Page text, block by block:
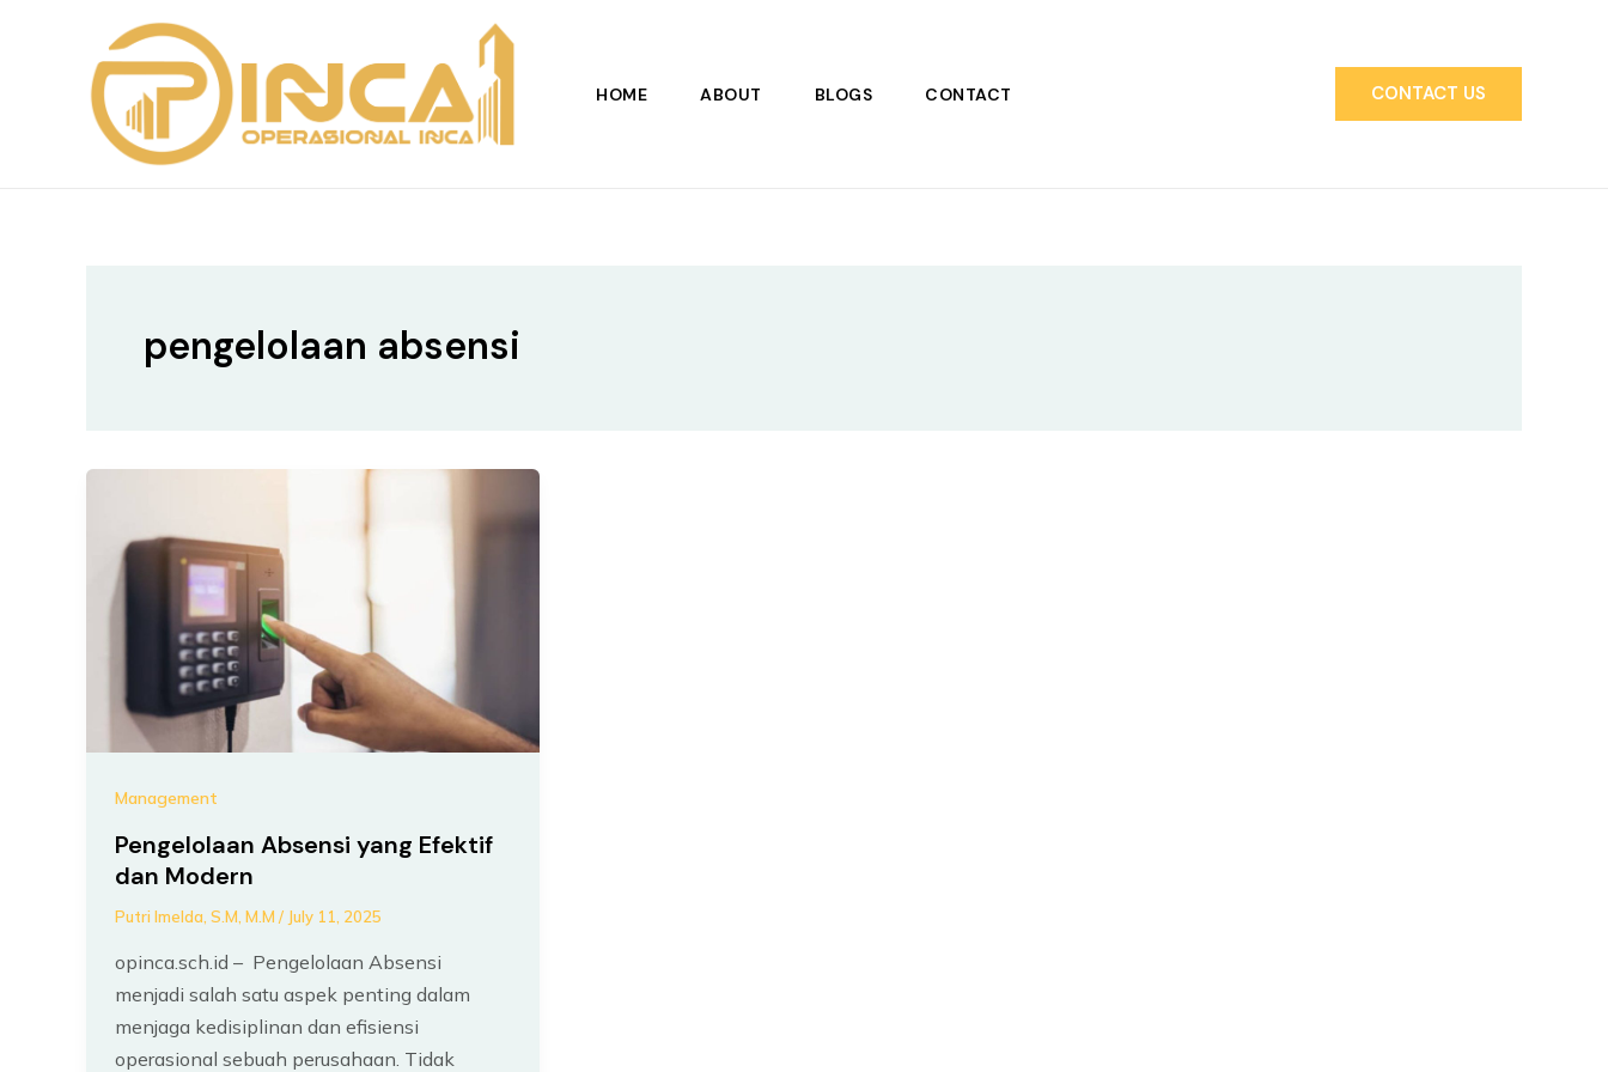
HOME ABOUT BLOGS CONTACT CONTACT US
pengelolaan absensi
Management
Pengelolaan Absensi yang Efektif
dan Modern
Putri Imelda, S.M, M.M / July 11, 2025
opinca.sch.id – Pengelolaan Absensi
menjadi salah satu aspek penting dalam
menjaga kedisiplinan dan efisiensi
operasional sebuah perusahaan. Tidak